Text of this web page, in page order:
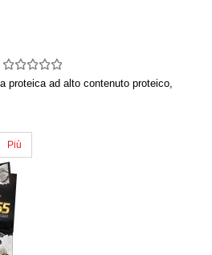
proteica ad alto contenuto proteico,
Più